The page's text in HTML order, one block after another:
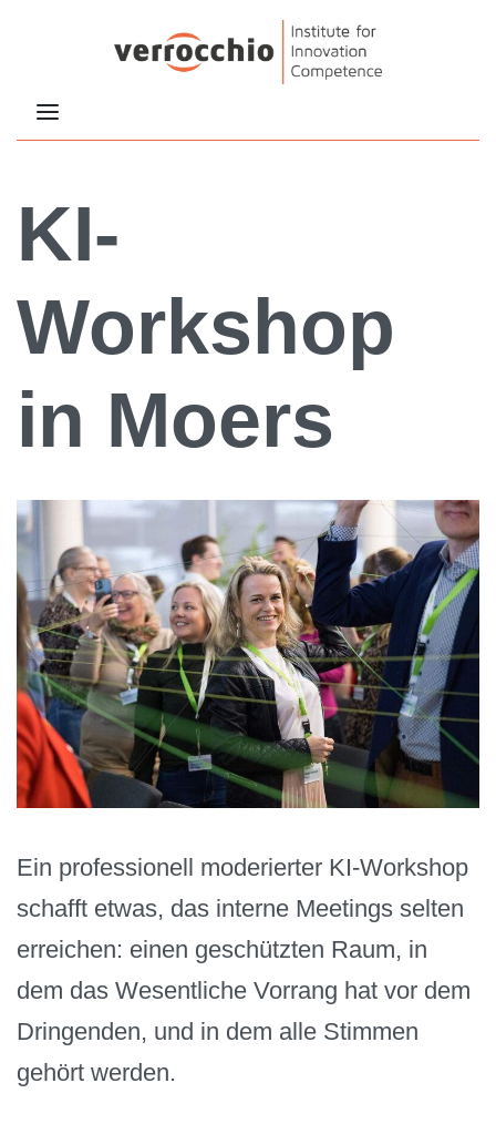
KI-
Workshop
in Moers
Ein professionell moderierter KI-Workshop
schafft etwas, das interne Meetings selten
erreichen: einen geschützten Raum, in
dem das Wesentliche Vorrang hat vor dem
Dringenden, und in dem alle Stimmen
gehört werden.